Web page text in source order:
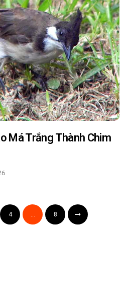
Má Trắng Thành Chim
4 … 8